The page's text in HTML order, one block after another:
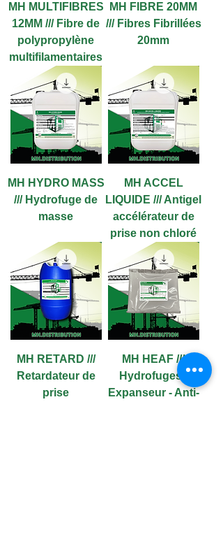
MH MULTIFIBRES
12MM /// Fibre de
polypropylène
multifilamentaires
MH FIBRE 20MM
/// Fibres Fibrillées
20mm
MH HYDRO MASS
/// Hydrofuge de
masse
MH ACCEL
LIQUIDE /// Antigel
accélérateur de
prise non chloré
MH RETARD ///
Retardateur de
prise
MH HEAF ///
Hydrofuges -
Expanseur - Anti-